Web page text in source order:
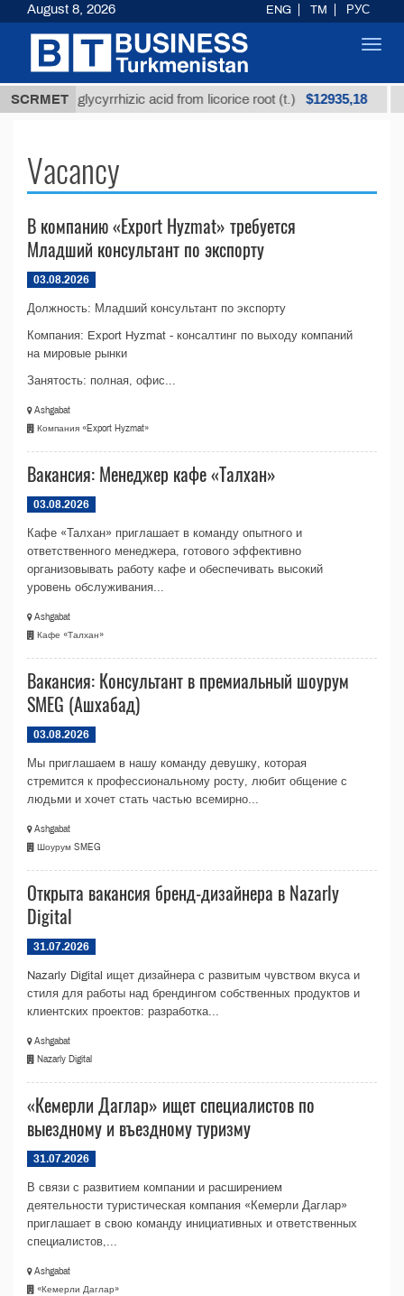
SCRMET
Unrefined glycyrrhizic acid from licorice root (t.) $12935,18
Vacancy
В компанию «Export Hyzmat» требуется
Младший консультант по экспорту
03.08.2026
Должность: Младший консультант по экспорту
Компания: Export Hyzmat - консалтинг по выходу компаний
на мировые рынки
Занятость: полная, офис...
Ashgabat
Компания «Export Hyzmat»
Вакансия: Менеджер кафе «Талхан»
03.08.2026
Кафе «Талхан» приглашает в команду опытного и
ответственного менеджера, готового эффективно
организовывать работу кафе и обеспечивать высокий
уровень обслуживания...
Ashgabat
Кафе «Талхан»
Вакансия: Консультант в премиальный шоурум
SMEG (Ашхабад)
03.08.2026
Мы приглашаем в нашу команду девушку, которая
стремится к профессиональному росту, любит общение с
людьми и хочет стать частью всемирно...
Ashgabat
Шоурум SMEG
Открыта вакансия бренд-дизайнера в Nazarly
Digital
31.07.2026
Nazarly Digital ищет дизайнера с развитым чувством вкуса и
стиля для работы над брендингом собственных продуктов и
клиентских проектов: разработка...
Ashgabat
Nazarly Digital
«Кемерли Даглар» ищет специалистов по
выездному и въездному туризму
31.07.2026
В связи с развитием компании и расширением
деятельности туристическая компания «Кемерли Даглар»
приглашает в свою команду инициативных и ответственных
специалистов,...
Ashgabat
«Кемерли Даглар»
August 8, 2026 ENG TM РУС